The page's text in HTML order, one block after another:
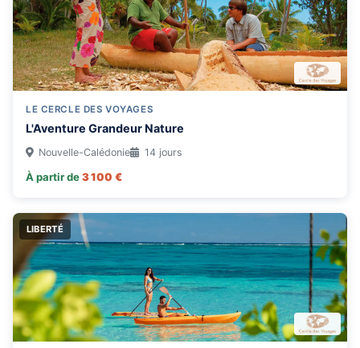
LE CERCLE DES VOYAGES
L'Aventure Grandeur Nature
Nouvelle-Calédonie 14 jours
À partir de3 100 €
LIBERTÉ